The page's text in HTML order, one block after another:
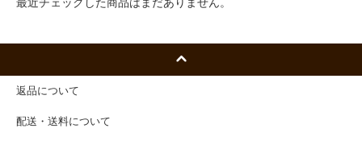
返品について
配送・送料について